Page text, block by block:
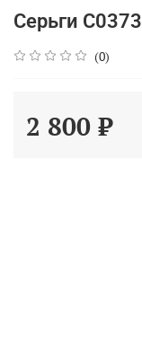
Серьги С0373
(0)
2 800 ₽